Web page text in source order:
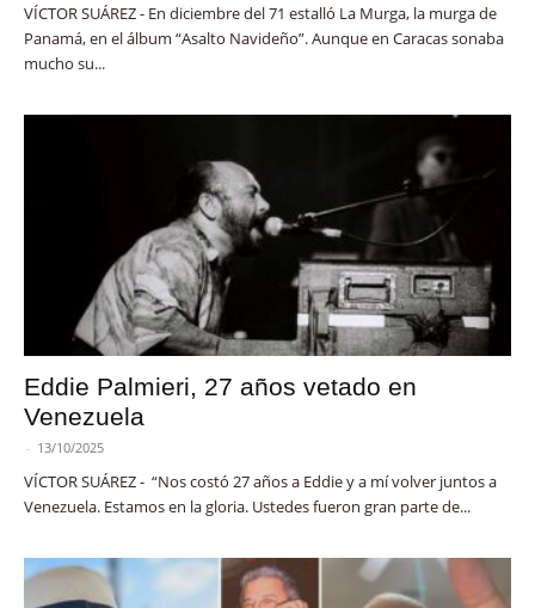
VÍCTOR SUÁREZ - En diciembre del 71 estalló La Murga, la murga de
Panamá, en el álbum “Asalto Navideño”. Aunque en Caracas sonaba
mucho su...
Eddie Palmieri, 27 años vetado en
Venezuela
- 13/10/2025
VÍCTOR SUÁREZ - “Nos costó 27 años a Eddie y a mí volver juntos a
Venezuela. Estamos en la gloria. Ustedes fueron gran parte de...